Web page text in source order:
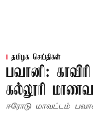
தமிழக செய்திகள்
பவானி:
கல்லூரி
ஈரோடு மாவட்டம்